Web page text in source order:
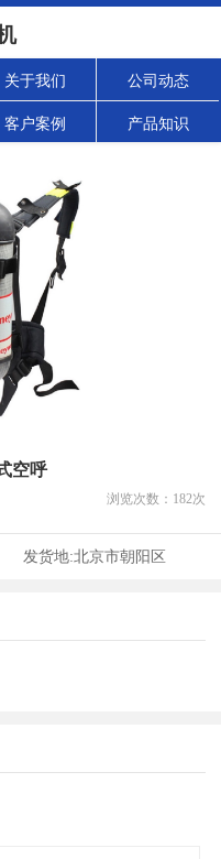
关于我们 公司动态
客户案例 产品知识
空呼
浏览次数： 182次
发货地:北京市朝阳区